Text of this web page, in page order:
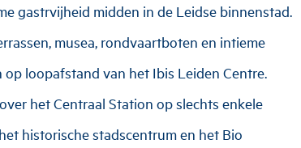
gastrvijheid midden in de Leidse binnenstad.
musea, rondvaartboten en intieme
loopafstand van het Ibis Leiden Centre.
het Centraal Station op slechts enkele
historische stadscentrum en het Bio